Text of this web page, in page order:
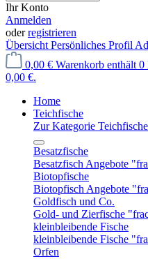
Ihr Konto
Anmelden
oderregistrieren
Übersicht Persönliches Profil
0,00 € Warenkorb enthält
0,00 €.
Home
Teichfische
Zur Kategorie Teichfische
Besatzfische
Besatzfisch Angebote
Biotopfische
Biotopfisch Angebote
Goldfisch und Co.
Gold- und Zierfische
kleinbleibende Fische
kleinbleibende Fische
Orfen